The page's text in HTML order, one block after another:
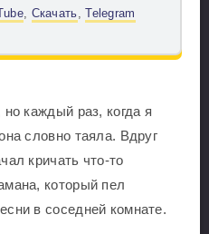
, Скачать,Telegram
каждый раз, когда я
словно таяла. Вдруг
кричать что-то
который пел
в соседней комнате.